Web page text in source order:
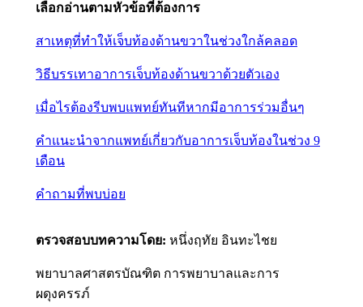
เลือกอ่านตามหัวข้อที่ต้องการ
สาเหตุที่ทำให้เจ็บท้องด้านขวาในช่วงใกล้คลอด
วิธีบรรเทาอาการเจ็บท้องด้านขวาด้วยตัวเอง
เมื่อไรต้องรีบพบแพทย์ทันทีหากมีอาการร่วมอื่นๆ
คำแนะนำจากแพทย์เกี่ยวกับอาการเจ็บท้องในช่วง 9
เดือน
คำถามที่พบบ่อย
ตรวจสอบบทความโดย: หนึ่งฤทัย อินทะไชย
พยาบาลศาสตรบัณฑิต การพยาบาลและการ
ผดุงครรภ์